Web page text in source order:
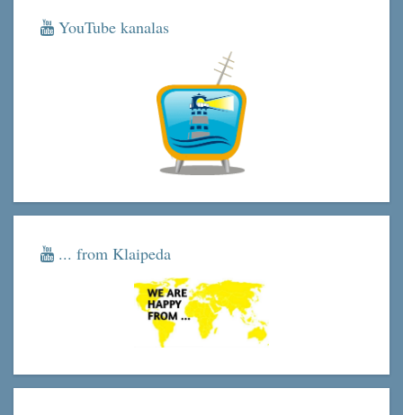
YouTube kanalas
... from Klaipeda